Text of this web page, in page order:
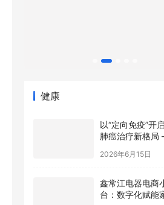
健康
以“定向免疫”开
肺癌治疗新格局 —— 第
TCE前沿论坛成
2026年6月15日
鑫常江电器电商
台：数字化赋能